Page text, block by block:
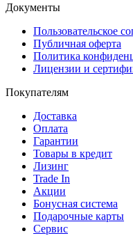
Документы
Пользовательское
Публичная оферта
Политика
Лицензии и
Покупателям
Доставка
Оплата
Гарантии
Товары в кредит
Лизинг
Trade In
Акции
Бонусная система
Подарочные карты
Сервис